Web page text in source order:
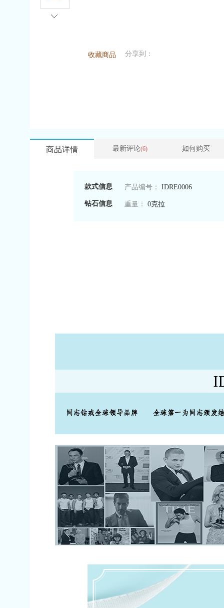
收藏商品 分享到：
商品详情 最新评论(6) 如何购买
款式信息 产品编号： IDRE0006
钻石信息 重量： 0克拉